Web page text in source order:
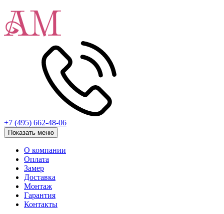
+7 (495) 662-48-06
Показать меню
О компании
Оплата
Замер
Доставка
Монтаж
Гарантия
Контакты